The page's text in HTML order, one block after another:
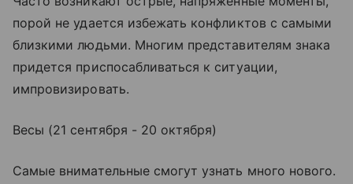
порой не удается избежать конфликтов с самыми
близкими людьми. Многим представителям знака
придется приспосабливаться к ситуации,
импровизировать.
Весы (21 сентября - 20 октября)
Самые внимательные смогут узнать много нового.